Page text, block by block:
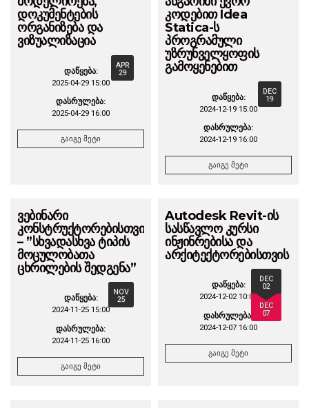
დოკუმენტების
ორგანიზება და
ვიზუალიზაცია
APR
29
დაწყება:
2025-04-29 15:00
დასრულება:
2025-04-29 16:00
გაიგე მეტი
კოდებით Idea
Statica-ს
პროგრამული
უზრუნველყოფის
გამოყენებით
DEC
19
დაწყება:
2024-12-19 15:00
დასრულება:
2024-12-19 16:00
გაიგე მეტი
ვებინარი
კონსტრუქტორებისთვის
– ”სხვადასხვა ტიპის
მოცულობათა
ცხრილების შედგენა”
NOV
25
დაწყება:
2024-11-25 15:00
დასრულება:
2024-11-25 16:00
გაიგე მეტი
Autodesk Revit-ის
სასწავლო კურსი
ინჟინრებისა და
არქიტექტორებისთვის
DEC
02
DEC
07
დაწყება:
2024-12-02 10:00
დასრულება:
2024-12-07 16:00
გაიგე მეტი